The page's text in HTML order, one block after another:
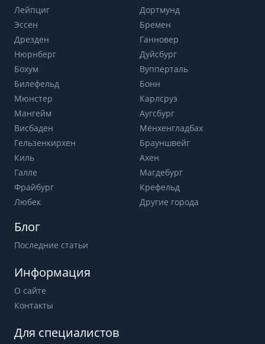
Лейпциг
Дортмунд
Эссен
Бремен
Дрезден
Ганновер
Нюрнберг
Дуйсбург
Бохум
Вупперталь
Билефельд
Бонн
Мюнстер
Карлсруэ
Мангейм
Аугсбург
Висбаден
Мёнхенгладбах
Гельзенкирхен
Брауншвейг
Киль
Ахен
Галле
Магдебург
Фрайбург
Крефельд
Любек
Другие города
Блог
Последние статьи
Информация
О сайте
Контакты
Для специалистов